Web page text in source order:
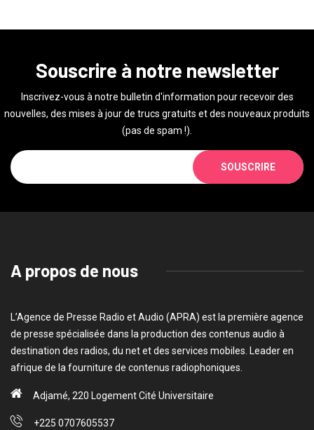
Souscrire à notre newsletter
Inscrivez-vous à notre bulletin d'information pour recevoir des
nouvelles, des mises à jour de trucs gratuits et des nouveaux produits
(pas de spam !).
SOUSCRIRE
A propos de nous
L’Agence de Presse Radio et Audio (APRA) est la première agence
de presse spécialisée dans la production des contenus audio à
destination des radios, du net et des services mobiles. Leader en
afrique de la fourniture de contenus radiophoniques.
Adjamé, 220 Logement Cité Universitaire
+225 0707605537